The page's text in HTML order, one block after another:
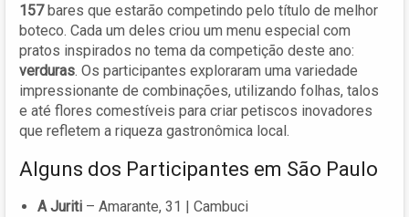
157bares que estarão competindo pelo título de melhor
boteco. Cada um deles criou um menu especial com
pratos inspirados no tema da competição deste ano:
verduras. Os participantes exploraram uma variedade
impressionante de combinações, utilizando folhas, talos
e até flores comestíveis para criar petiscos inovadores
que refletem a riqueza gastronômica local.
Alguns dos Participantes em São Paulo
A Juriti – Amarante, 31 | Cambuci